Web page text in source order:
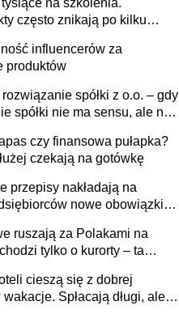
często znikają po kilku
influencerów za
produktów
spółki z o.o. – gdy
spółki nie ma sensu, ale nie
czy finansowa pułapka?
czekają na gotówkę
przepisy nakładają na
nowe obowiązki w
ruszają za Polakami na
tylko o kurorty – ta
spędzi urlop po cichu
cieszą się z dobrej
Spłacają długi, ale